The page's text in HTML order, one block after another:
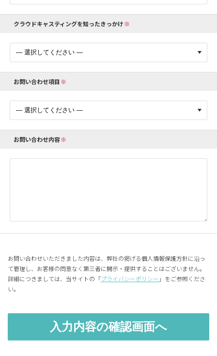
クラウドキャスティングを知ったきっかけ
お問い合わせ項目
お問い合わせ内容
お問い合わせいただきました内容は、弊社の掲げる個人情報保護方針に沿っ
て管理し、お客様の同意なく第三者に開示・提供することはございません。
詳細につきましては、当サイトの「プライバシーポリシー 」をご参照くださ
い。